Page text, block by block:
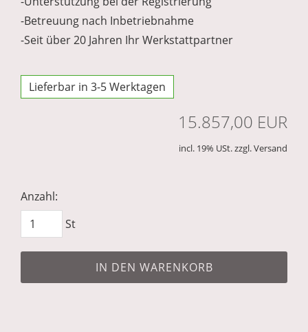
-Betreuung nach Inbetriebnahme
-Seit über 20 Jahren Ihr Werkstattpartner
Lieferbar in 3-5 Werktagen
15.857,00 EUR
incl. 19% USt. zzgl. Versand
Anzahl:
St
IN DEN WARENKORB